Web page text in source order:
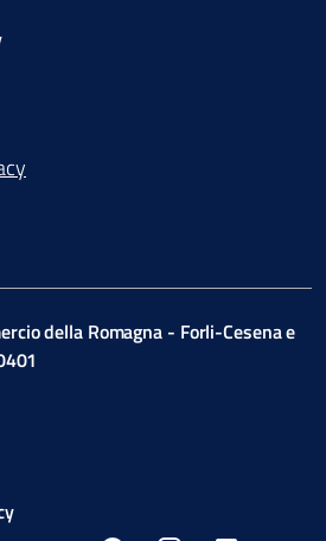
della Romagna - Forli-Cesena e